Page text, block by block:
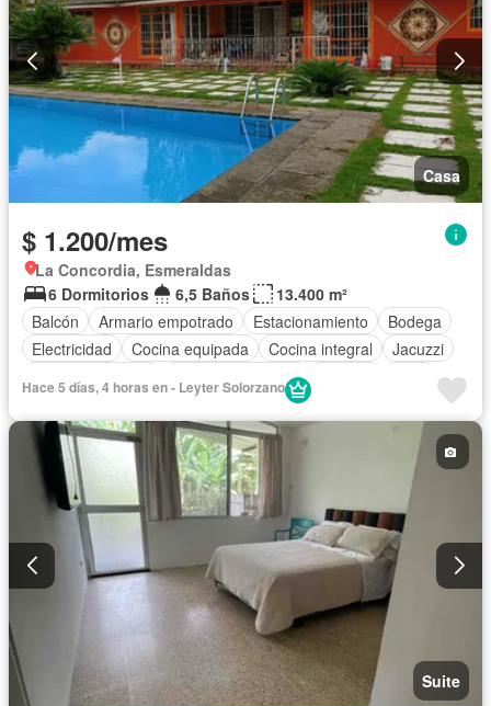
Casa
$ 1.200/mes
La Concordia, Esmeraldas
6 Dormitorios
6,5 Baños
13.400 m²
Balcón
Armario empotrado Estacionamiento
Bodega
Electricidad
Cocina equipada Cocina integral
Jacuzzi
Cuarto de servicio
Acceso para personas con discapacidad
Piscina
Sin amoblar
Hace 5 días, 4 horas en - Leyter Solorzano
Suite